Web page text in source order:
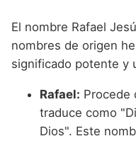
Nombres de
Nombres de
Nombres de
Nombres de
El nombre Rafael
nombres de origen
significado potente y
Rafael: Procede
traduce como
Dios". Este